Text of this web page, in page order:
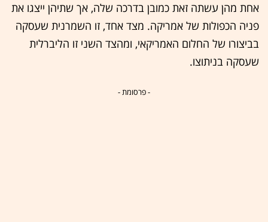
אחת מהן עשתה זאת כמובן בדרכה שלה, אך שתיהן ייצגו את
פניה הכפולות של אמריקה. מצד אחד, זו השמרנית שעסקה
בביצורו של החלום האמריקאי, ומהצד השני זו הליברלית
שעסקה בניתוצו.
- פרסומת -